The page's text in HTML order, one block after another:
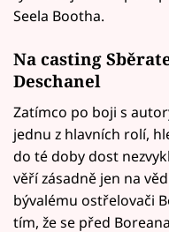
Seela Bootha.
Na casting
Deschanel
Zatímco po boji s
jednu z hlavních rolí,
do té doby dost
věří zásadně jen na
bývalému ostřelovači
tím, že se před